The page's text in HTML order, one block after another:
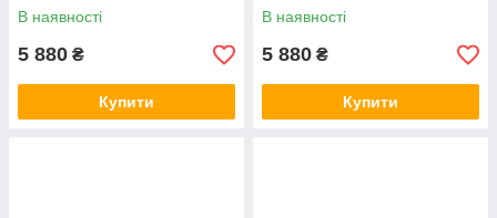
В наявності
5 880 ₴
Купити
В наявності
5 880 ₴
Купити